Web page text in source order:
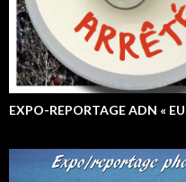
EXPO-REPORTAGE ADN «